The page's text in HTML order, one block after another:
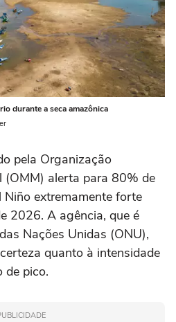
durante a seca amazônica
pela Organização
(OMM) alerta para 80% de
Niño extremamente forte
2026. A agência, que é
Nações Unidas (ONU),
quanto à intensidade
de pico.